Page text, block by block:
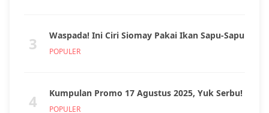
3 Waspada! Ini Ciri Siomay Pakai Ikan Sapu-Sapu
POPULER
4 Kumpulan Promo 17 Agustus 2025, Yuk Serbu!
POPULER